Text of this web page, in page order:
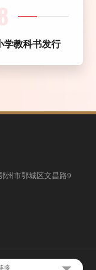
学教科书发行
州市鄂城区文昌路9
接